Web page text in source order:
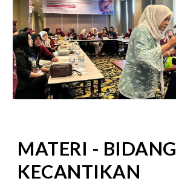
MATERI - BIDANG
KECANTIKAN